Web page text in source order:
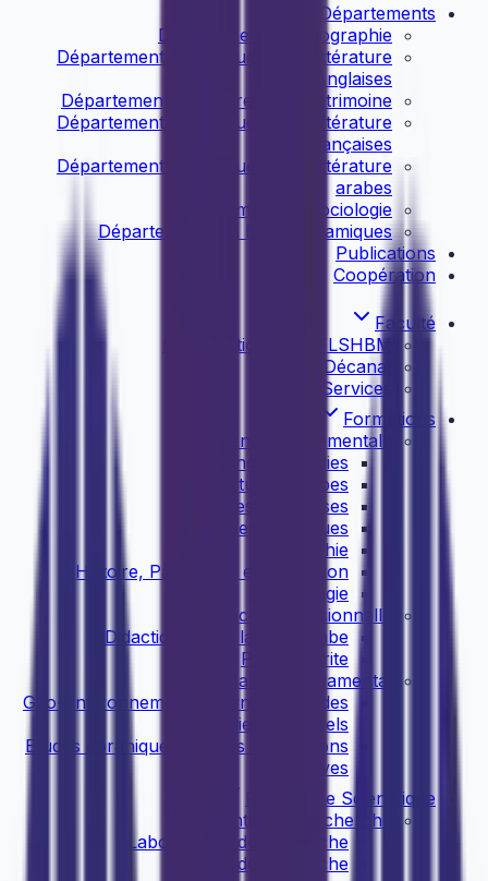
Départements
Département de Géographie
Département de Langue et de Littérature
Anglaises
Département d'Histoire et de Patrimoine
Département de Langue et de Littérature
françaises
Département de Langue et de Littérature
arabes
Département de Sociologie
Département des Etudes Islamiques
Publications
Coopération
Faculté
Présentation de la FLSHBM
Décanat
Services
Formations
Licence Fondamentale
English Studies
Etudes Arabes
Etudes Françaises
Etudes Islamiques
Géographie
Histoire, Patrimoine et Civilisation
Sociolologie
Licence Professionnelle
Didactique de la langue arabe
Presse écrite
Master Fondamental
Géo-Environnement et Dynamique des
Milieux Naturels
Etudes coraniques et leurs applications
cognitives
Recherche Scientifique
Entités de recherche
Laboratoires de recherche
Equipes de recherche